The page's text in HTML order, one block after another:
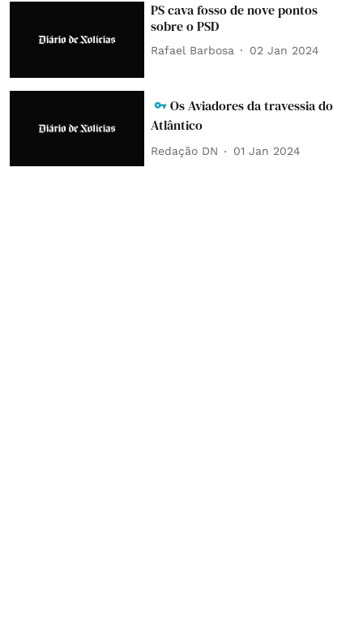
PS cava fosso de nove pontos
sobre o PSD
Rafael Barbosa 02 Jan 2024
Os Aviadores da travessia do
Atlântico
Redação DN 01 Jan 2024